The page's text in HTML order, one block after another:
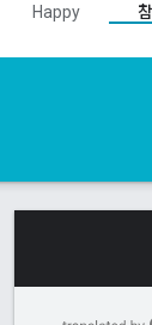
Happy